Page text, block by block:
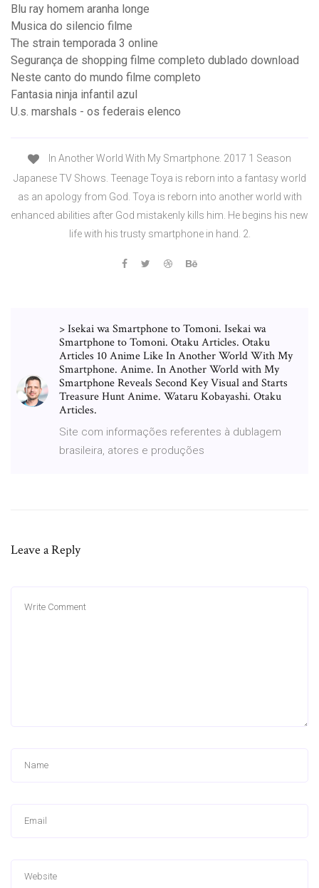
Blu ray homem aranha longe
Musica do silencio filme
The strain temporada 3 online
Segurança de shopping filme completo dublado download
Neste canto do mundo filme completo
Fantasia ninja infantil azul
U.s. marshals - os federais elenco
In Another World With My Smartphone. 2017 1 Season
Japanese TV Shows. Teenage Toya is reborn into a fantasy world
as an apology from God. Toya is reborn into another world with
enhanced abilities after God mistakenly kills him. He begins his new
life with his trusty smartphone in hand. 2.
> Isekai wa Smartphone to Tomoni. Isekai wa
Smartphone to Tomoni. Otaku Articles. Otaku
Articles 10 Anime Like In Another World With My
Smartphone. Anime. In Another World with My
Smartphone Reveals Second Key Visual and Starts
Treasure Hunt Anime. Wataru Kobayashi. Otaku
Articles.
Site com informações referentes à dublagem
brasileira, atores e produções
Leave a Reply